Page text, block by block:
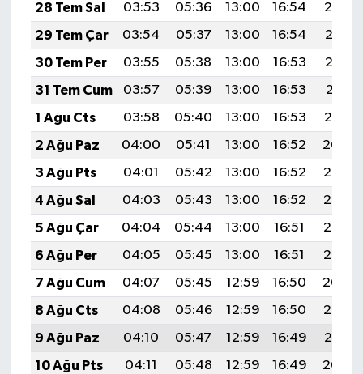
28 Tem Sal
03:53 05:36 13:00 16:54
20:14
29 Tem Çar
03:54 05:37 13:00 16:54
20:13
30 Tem Per
03:55 05:38 13:00 16:53
20:12
31 Tem Cum
03:57 05:39 13:00 16:53
20:11
1 Ağu Cts
03:58 05:40 13:00 16:53
20:10
2 Ağu Paz
04:00 05:41 13:00 16:52
20:09
3 Ağu Pts
04:01 05:42 13:00 16:52
20:08
4 Ağu Sal
04:03 05:43 13:00 16:52
20:07
5 Ağu Çar
04:04 05:44 13:00 16:51
20:06
6 Ağu Per
04:05 05:45 13:00 16:51
20:05
7 Ağu Cum
04:07 05:45 12:59 16:50
20:04
8 Ağu Cts
04:08 05:46 12:59 16:50
20:02
9 Ağu Paz
04:10 05:47 12:59 16:49
20:01
10 Ağu Pts
04:11 05:48 12:59 16:49
20:00